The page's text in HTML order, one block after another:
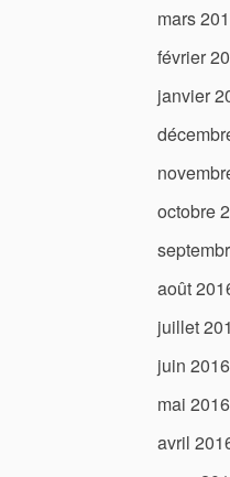
mars
février
janvier
octobre
août
juillet
juin 2016
mai 2016
avril